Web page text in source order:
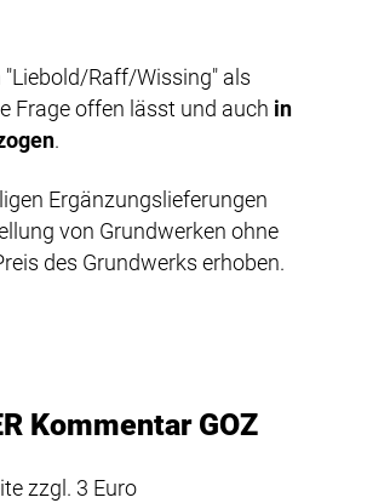
Raff/Wissing" als
Frage offen lässt und auch in
.
Ergänzungslieferungen
von Grundwerken ohne
des Grundwerks erhoben.
Kommentar GOZ
zzgl. 3 Euro